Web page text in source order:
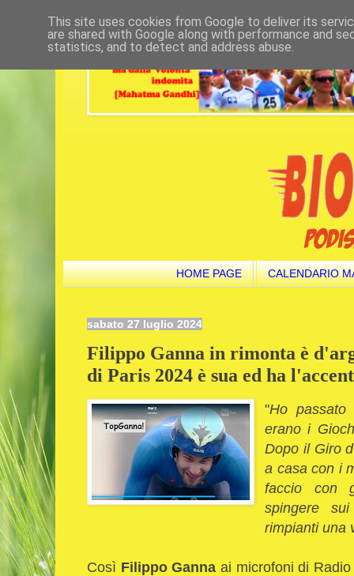
HOME PAGE CALENDARIO
sabato 27 luglio 2024
Filippo Ganna in rimonta è
di Paris 2024 è sua ed ha
"Ho passato
erano i
Dopo il Giro
a casa con i
faccio con
spingere
rimpianti una
Così Filippo Ganna ai microfoni di
This site uses cookies from Google to deliver its
are shared with Google along with performance and
statistics, and to detect and address abuse.